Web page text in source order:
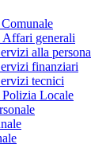
Affari generali
alla persona
finanziari
tecnici
Locale